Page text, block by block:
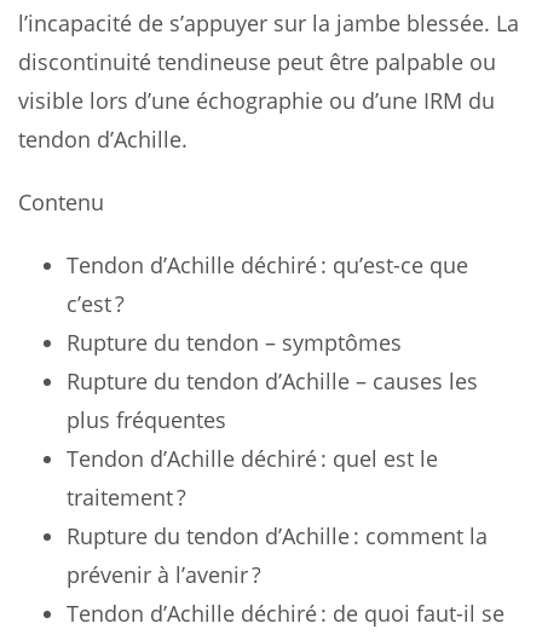
l’incapacité de s’appuyer sur la jambe blessée. La
discontinuité tendineuse peut être palpable ou
visible lors d’une échographie ou d’une IRM du
tendon d’Achille.
Contenu
Tendon d’Achille déchiré : qu’est-ce que
c’est ?
Rupture du tendon – symptômes
Rupture du tendon d’Achille – causes les
plus fréquentes
Tendon d’Achille déchiré : quel est le
traitement ?
Rupture du tendon d’Achille : comment la
prévenir à l’avenir ?
Tendon d’Achille déchiré : de quoi faut-il se